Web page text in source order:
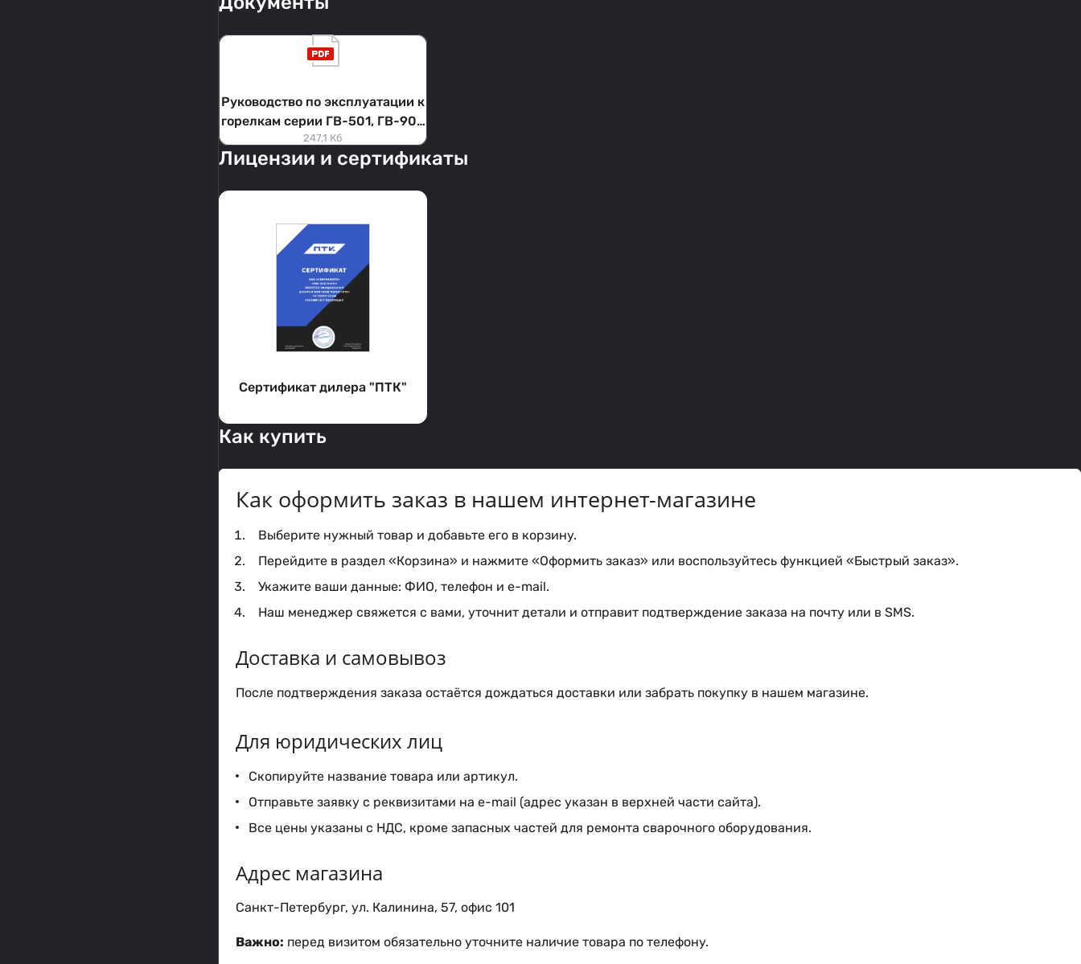
Руководство по эксплуатации к
горелкам серии ГВ-501, ГВ-901,
ГВ-902 и ГВ-903
247,1 Кб
Лицензии и сертификаты
Сертификат дилера "ПТК"
Как купить
Как оформить заказ в нашем интернет-магазине
Выберите нужный товар и добавьте его в корзину.
Перейдите в раздел «Корзина» и нажмите «Оформить заказ» или воспользуйтесь функцией «Быстрый заказ».
Укажите ваши данные: ФИО, телефон и e-mail.
Наш менеджер свяжется с вами, уточнит детали и отправит подтверждение заказа на почту или в SMS.
Доставка и самовывоз
После подтверждения заказа остаётся дождаться доставки или забрать покупку в нашем магазине.
Для юридических лиц
Скопируйте название товара или артикул.
Отправьте заявку с реквизитами на e-mail (адрес указан в верхней части сайта).
Все цены указаны с НДС, кроме запасных частей для ремонта сварочного оборудования.
Адрес магазина
Санкт-Петербург, ул. Калинина, 57, офис 101
Важно: перед визитом обязательно уточните наличие товара по телефону.